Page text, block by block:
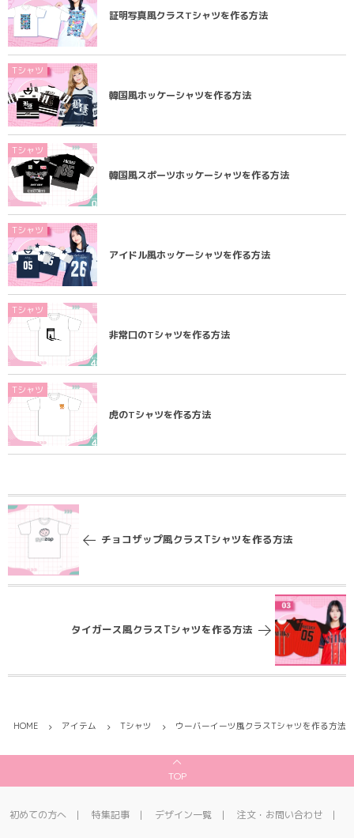
証明写真風クラスTシャツを作る方法
Tシャツ
韓国風ホッケーシャツを作る方法
Tシャツ
韓国風スポーツホッケーシャツを作る方法
Tシャツ
アイドル風ホッケーシャツを作る方法
Tシャツ
非常口のTシャツを作る方法
Tシャツ
虎のTシャツを作る方法
チョコザップ風クラスTシャツを作る方法
タイガース風クラスTシャツを作る方法
HOME アイテム Tシャツ ウーバーイーツ風クラスTシャツを作る方法
TOP
初めての方へ 特集記事 デザイン一覧 注文・お問い合わせ